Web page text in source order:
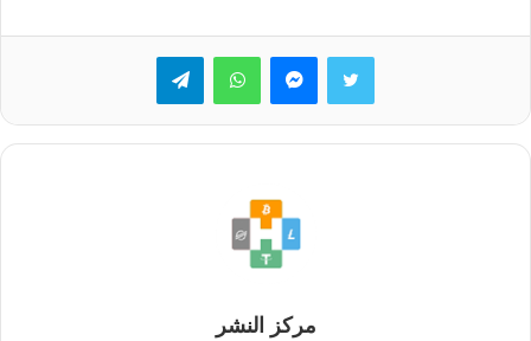
تويتر ماسنجرواتساب تيلقرام
مركز النشر